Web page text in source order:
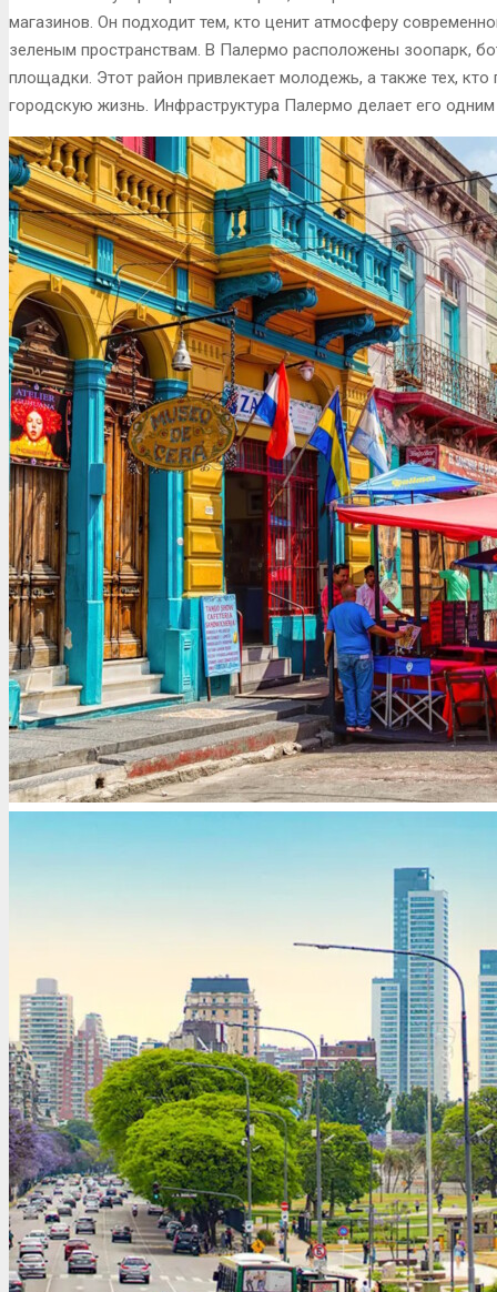
магазинов. Он подходит тем, кто ценит атмосферу
зеленым пространствам. В Палермо расположены зоопарк,
площадки. Этот район привлекает молодежь, а также тех, кто
городскую жизнь. Инфраструктура Палермо делает его